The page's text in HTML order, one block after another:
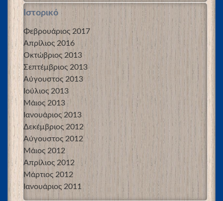
Ιστορικό
Φεβρουάριος 2017
Απρίλιος 2016
Οκτώβριος 2013
Σεπτέμβριος 2013
Αύγουστος 2013
Ιούλιος 2013
Μάιος 2013
Ιανουάριος 2013
Δεκέμβριος 2012
Αύγουστος 2012
Μάιος 2012
Απρίλιος 2012
Μάρτιος 2012
Ιανουάριος 2011